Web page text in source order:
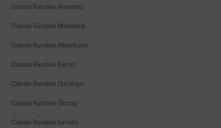
Casas Rurales Atxondo
Casas Rurales Mallabia
Casas Rurales Abadiano
Casas Rurales Berriz
Casas Rurales Durango
Casas Rurales Garay
Casas Rurales Iurreta